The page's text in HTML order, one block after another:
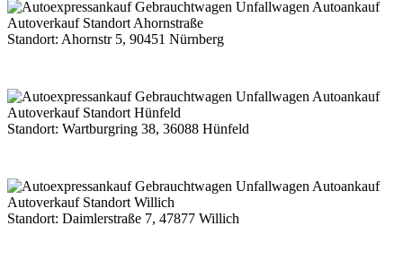
Standort: Ahornstr 5, 90451 Nürnberg
Standort: Wartburgring 38, 36088 Hünfeld
Standort: Daimlerstraße 7, 47877 Willich